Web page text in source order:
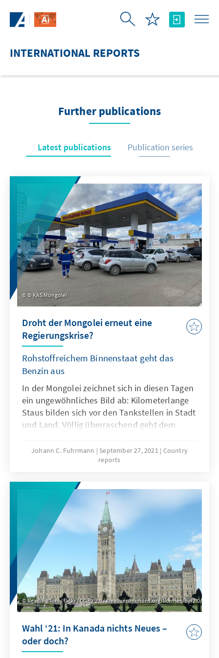
INTERNATIONAL REPORTS
Further publications
Latest publications Publication series
© KAS Mongolei
Droht der Mongolei erneut eine
Regierungskrise?
Rohstoffreichem Binnenstaat geht das
Benzin aus
In der Mongolei zeichnet sich in diesen Tagen
ein ungewöhnliches Bild ab: Kilometerlange
Staus bilden sich vor den Tankstellen in Stadt
und Land. Völlig überraschend geht dem
verfehlte Corona-Politik der regierenden
Mongolischen Volkspartei (MVP) erzürnt die
richten sich Kritik und Zorn zunehmend gegen
Premierminister L. Oyun-Erdene. Droht dem
Land erneut eine Regierungskrise?
Johann C. Fuhrmann September 27, 2021
Country
reports
Reading Tom / flickr / CC BY 2.0 / creativecommons.org/licenses/by/2.0/
Wahl ‘21: In Kanada nichts Neues –
oder doch?